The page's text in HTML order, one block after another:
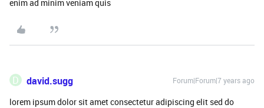
enim ad minim veniam quis
D david.sugg Forum|Forum|7 years ago
lorem ipsum dolor sit amet consectetur adipiscing elit sed do